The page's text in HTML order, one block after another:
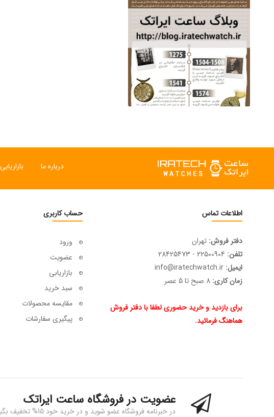
درباره ما بازاریابی
اطلاعات تماس
دفتر فروش: تهران
تلفن: 22500904 - 28425473
ایمیل: info@iratechwatch.ir
زمان کاری:8 صبح تا 5 عصر
برای بازدید و خرید حضوری لطفا با دفتر فروش
هماهنگ فرمائید.
حساب کاربری
ورود
عضویت
بازاریابی
سبد خرید
مقایسه محصولات
پیگیری سفارشات
عضویت در فروشگاه ساعت ایراتک
در خبرنامه فروشگاه عضو شوید و در خرید خود 15% تخفیف بگیرید!